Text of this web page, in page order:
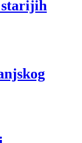
starijih